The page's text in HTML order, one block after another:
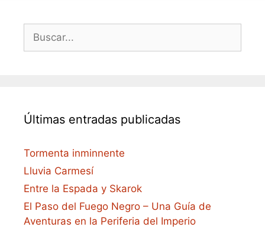
Últimas entradas publicadas
Tormenta inminnente
Lluvia Carmesí
Entre la Espada y Skarok
El Paso del Fuego Negro – Una Guía de
Aventuras en la Periferia del Imperio